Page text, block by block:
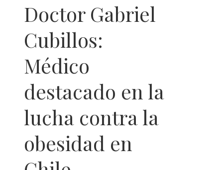
Doctor Gabriel
Cubillos:
Médico
destacado en la
lucha contra la
obesidad en